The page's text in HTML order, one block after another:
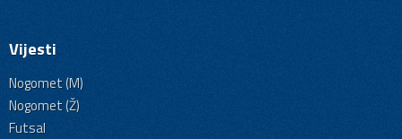
Vijesti
Nogomet (M)
Nogomet (Ž)
Futsal